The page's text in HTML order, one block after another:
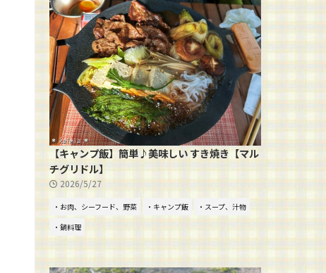
【キャンプ飯】簡単♪美味しい すき焼き【マル
チグリドル】
2026/5/27
・お肉、シーフード、野菜 ・キャンプ飯
・スープ、汁物
・鍋料理